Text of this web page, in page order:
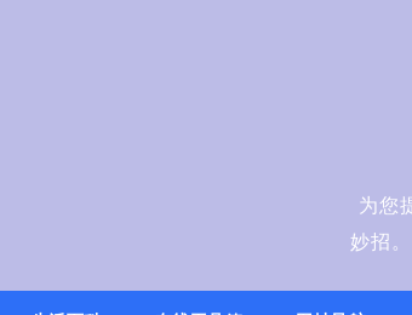
为您
妙招